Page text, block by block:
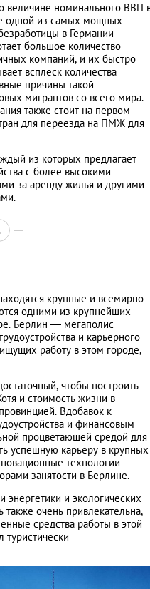
величине номинального ВВП
одной из самых мощных
в Германии
большое количество
компаний, и их быстро
всплеск количества
причины такой
мигрантов со всего мира.
также стоит на первом
для переезда на ПМЖ для
из которых предлагает
с более высокими
за аренду жилья и другими
крупные и всемирно
одними из крупнейших
Берлин — мегаполис
и карьерного
работу в этом городе,
чтобы построить
и стоимость жизни в
Вдобавок к
и финансовым
процветающей средой для
успешную карьеру в крупных
технологии
занятости в Берлине.
энергетики и экологических
очень привлекательна,
средства работы в этой